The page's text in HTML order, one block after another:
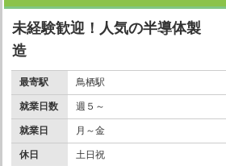
未経験歓迎！人気の半導体製
造
最寄駅 鳥栖駅
就業日数 週５～
就業日 月～金
休日 土日祝